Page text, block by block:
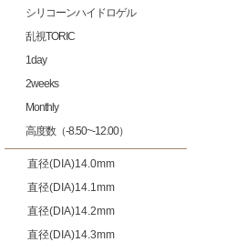
シリコーンハイドロゲル
乱視TORIC
1day
2weeks
Monthly
高度数（-8.50~-12.00）
直径(DIA)14.0mm
直径(DIA)14.1mm
直径(DIA)14.2mm
直径(DIA)14.3mm